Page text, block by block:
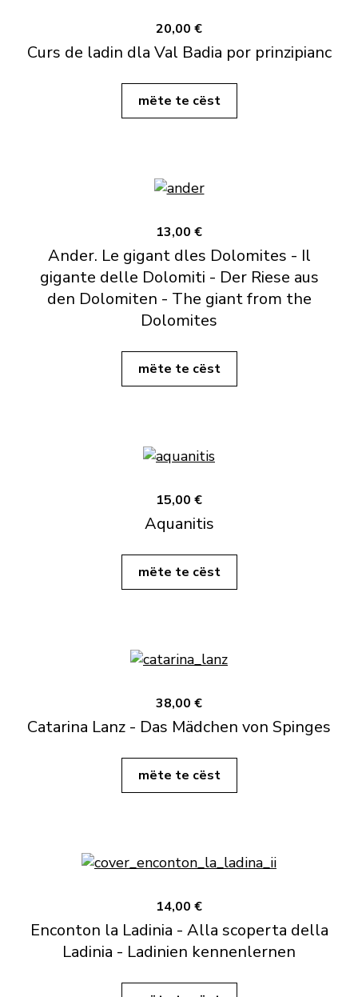
20,00 €
Curs de ladin dla Val Badia por prinzipianc
mëte te cëst
13,00 €
Ander. Le gigant dles Dolomites - Il
gigante delle Dolomiti - Der Riese aus
den Dolomiten - The giant from the
Dolomites
mëte te cëst
15,00 €
Aquanitis
mëte te cëst
38,00 €
Catarina Lanz - Das Mädchen von Spinges
mëte te cëst
14,00 €
Enconton la Ladinia - Alla scoperta della
Ladinia - Ladinien kennenlernen